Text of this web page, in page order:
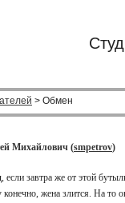
> Обмен
Михайлович (smpetrov)
если завтра же от этой
жена злится. На то